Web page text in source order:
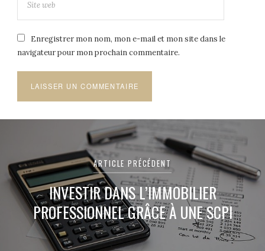
Enregistrer mon nom, mon e-mail et mon site dans le
navigateur pour mon prochain commentaire.
de
l’article
ARTICLE PRÉCÉDENT
INVESTIR DANS L’IMMOBILIER
PROFESSIONNEL GRÂCE À UNE SCPI